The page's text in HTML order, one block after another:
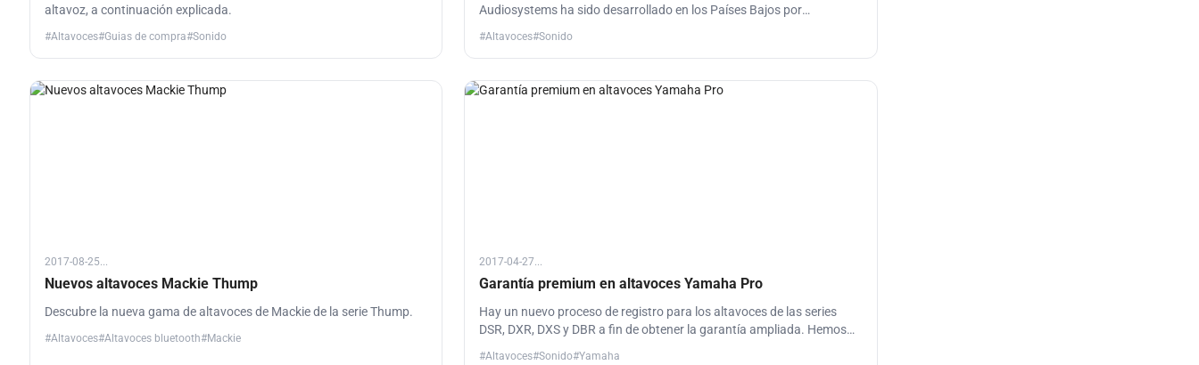
altavoz, a continuación explicada.
#Altavoces#Guias de compra#Sonido
Audiosystems ha sido desarrollado en los Países Bajos por
#Altavoces#Sonido
2017-08-25...
Nuevos altavoces Mackie Thump
Descubre la nueva gama de altavoces de Mackie de la serie Thump.
#Altavoces#Altavoces bluetooth#Mackie
2017-04-27...
Garantía premium en altavoces Yamaha Pro
Hay un nuevo proceso de registro para los altavoces de las series
DSR, DXR, DXS y DBR a fin de obtener la garantía ampliada. Hemos
#Altavoces#Sonido#Yamaha